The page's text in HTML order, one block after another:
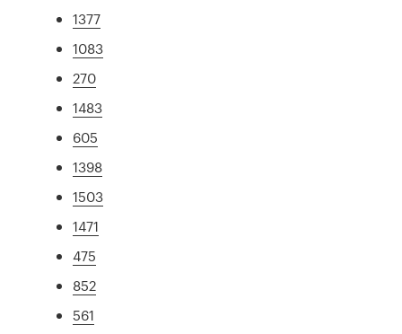
1377
1083
270
1483
605
1398
1503
1471
475
852
561